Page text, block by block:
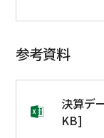
参考資料
決算デ
KB]